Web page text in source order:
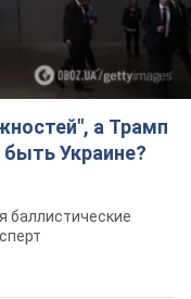
а Трамп
быть Украине?
баллистические